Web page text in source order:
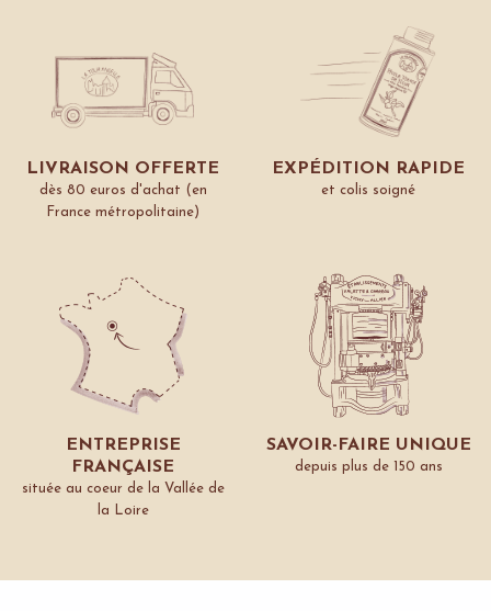
LIVRAISON OFFERTE
dès 80 euros d'achat (en
France métropolitaine)
EXPÉDITION RAPIDE
et colis soigné
ENTREPRISE
FRANÇAISE
située au coeur de la Vallée de
la Loire
SAVOIR-FAIRE UNIQUE
depuis plus de 150 ans